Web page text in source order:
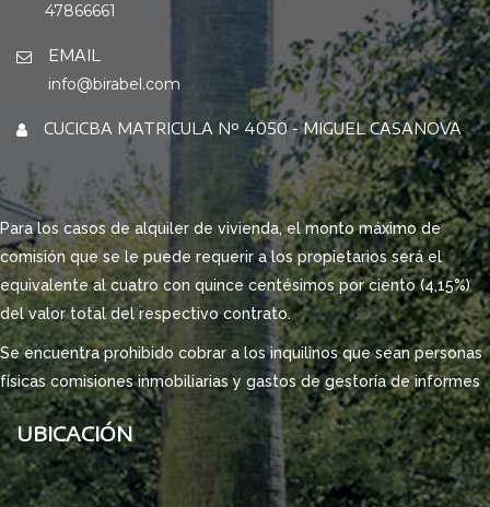
47866661
EMAIL
info@birabel.com
CUCICBA MATRICULA Nº 4050 - MIGUEL CASANOVA
Para los casos de alquiler de vivienda, el monto máximo de
comisión que se le puede requerir a los propietarios será el
equivalente al cuatro con quince centésimos por ciento (4,15%)
del valor total del respectivo contrato.
Se encuentra prohibido cobrar a los inquilinos que sean personas
físicas comisiones inmobiliarias y gastos de gestoría de informes
UBICACIÓN